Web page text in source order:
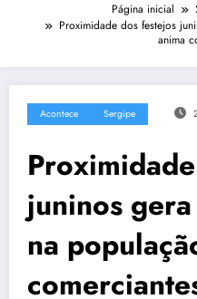
Página inicial
Proximidade dos festejos
anima
Acontece Sergipe
juninos
na